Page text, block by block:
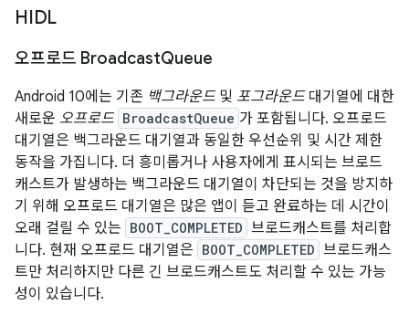
HIDL
오프로드 BroadcastQueue
Android 10에는 기존 백그라운드 및 포그라운드 대기열에 대한
새로운 오프로드 BroadcastQueue 가 포함됩니다. 오프로드
대기열은 백그라운드 대기열과 동일한 우선순위 및 시간 제한
동작을 가집니다. 더 흥미롭거나 사용자에게 표시되는 브로드
캐스트가 발생하는 백그라운드 대기열이 차단되는 것을 방지하
기 위해 오프로드 대기열은 많은 앱이 듣고 완료하는 데 시간이
오래 걸릴 수 있는 BOOT_COMPLETED 브로드캐스트를 처리합
니다. 현재 오프로드 대기열은 BOOT_COMPLETED 브로드캐스
트만 처리하지만 다른 긴 브로드캐스트도 처리할 수 있는 가능
성이 있습니다.